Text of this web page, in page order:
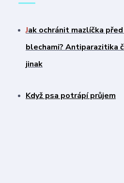
Jak ochránit mazlíčka
blechami? Antiparazitika
jinak
Když psa potrápí průjem